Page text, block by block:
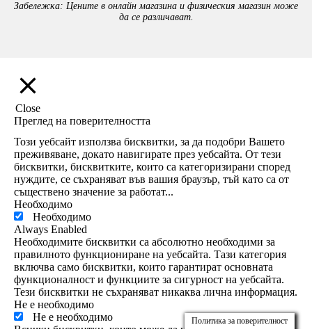
Забележка: Цените в онлайн магазина и физическия магазин може
да се различават.
Политика за поверителност
Close
Преглед на поверителността
Този уебсайт използва бисквитки, за да подобри Вашето
преживяване, докато навигирате през уебсайта. От тези
бисквитки, бисквитките, които са категоризирани според
нуждите, се съхраняват във вашия браузър, тъй като са от
съществено значение за работат...
Необходимо
Необходимо
Always Enabled
Необходимите бисквитки са абсолютно необходими за
правилното функциониране на уебсайта. Тази категория
включва само бисквитки, които гарантират основната
функционалност и функциите за сигурност на уебсайта.
Тези бисквитки не съхраняват никаква лична информация.
Не е необходимо
Не е необходимо
Всички бисквитки, които може да не са особено